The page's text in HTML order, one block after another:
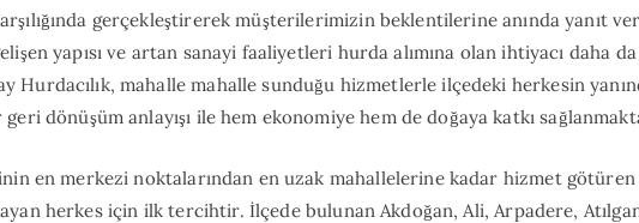
gerçekleştirerek müşterilerimizin beklentilerine anında yanıt
yapısı ve artan sanayi faaliyetleri hurda alımına olan ihtiyacı daha
Hurdacılık, mahalle mahalle sunduğu hizmetlerle ilçedeki herkesin
dönüşüm anlayışı ile hem ekonomiye hem de doğaya katkı
en merkezi noktalarından en uzak mahallelerine kadar hizmet
herkes için ilk tercihtir. İlçede bulunan Akdoğan, Ali, Arpadere,